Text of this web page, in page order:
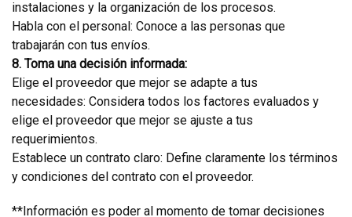
instalaciones y la organización de los procesos.
Habla con el personal: Conoce a las personas que
trabajarán con tus envíos.
8. Toma una decisión informada:
Elige el proveedor que mejor se adapte a tus
necesidades: Considera todos los factores evaluados y
elige el proveedor que mejor se ajuste a tus
requerimientos.
Establece un contrato claro: Define claramente los términos
y condiciones del contrato con el proveedor.
**Información es poder al momento de tomar decisiones